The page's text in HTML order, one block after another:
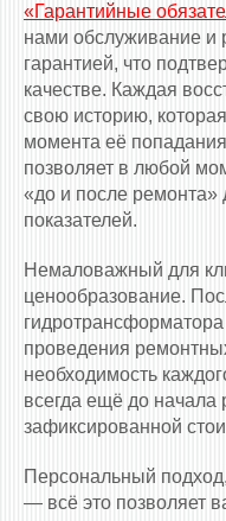
«Гарантийные
нами обслуживание и
гарантией, что
качестве. Каждая
свою историю,
момента её
позволяет в любой
«до и после ремонта»
показателей.
Немаловажный для
ценообразование.
проведения
необходимость
всегда ещё до начала
зафиксированной
Персональный
— всё это позволяет